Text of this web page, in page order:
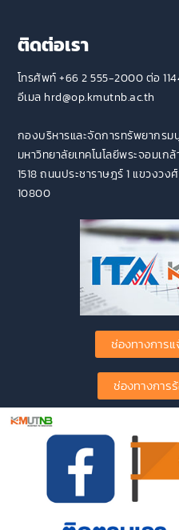
ติดต่อเรา
โทรศัพท์ +66 2 555-2000 ต่อ 1144
อีเมล hrd@op.kmutnb.ac.th
กองบริหารและจัดการทรัพยากร
มหาวิทยาลัยเทคโนโลยีพระจอมเก
1518 ถนนประชาราษฎร์ 1 แขวงว
10800
ช่องทางการ
ช่องทางการ